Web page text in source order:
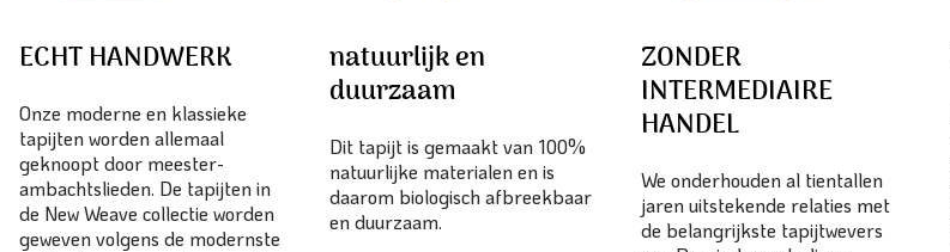
ECHT HANDWERK
Onze moderne en klassieke
tapijten worden allemaal
geknoopt door meester-
ambachtslieden. De tapijten in
de New Weave collectie worden
geweven volgens de modernste
natuurlijk en
duurzaam
Dit tapijt is gemaakt van 100%
natuurlijke materialen en is
daarom biologisch afbreekbaar
en duurzaam.
ZONDER
INTERMEDIAIRE
HANDEL
We onderhouden al tientallen
jaren uitstekende relaties met
de belangrijkste tapijtwevers